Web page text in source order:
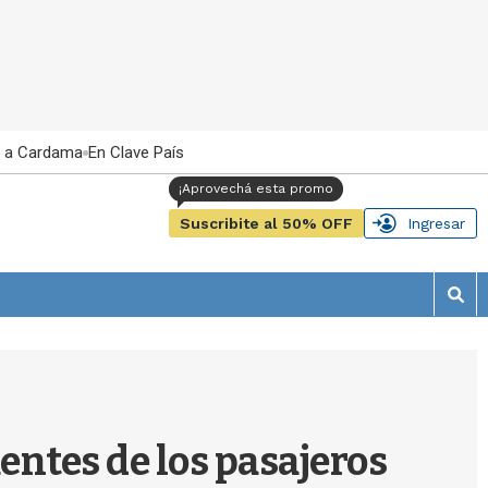
Cardama En Clave País
Suscribite al 50% OFF Ingresar
M
o
de los pasajeros